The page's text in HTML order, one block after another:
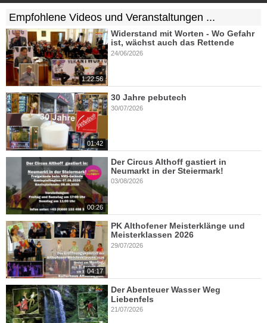
Empfohlene Videos und Veranstaltungen ...
1:22:56
Widerstand mit Worten - Wo Gefahr
ist, wächst auch das Rettende
24/06/2026
01:42
30 Jahre pebutech
30/07/2026
00:26
Der Circus Althoff gastiert in
Neumarkt in der Steiermark!
03/08/2026
04:17
PK Althofener Meisterklänge und
Meisterklassen 2026
29/07/2026
Der Abenteuer Wasser Weg
Liebenfels
21/07/2026